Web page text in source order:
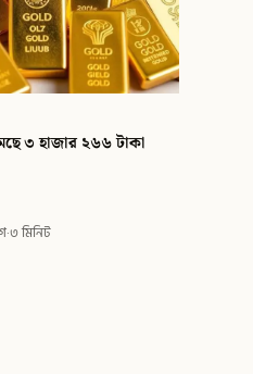
৩ হাজার ২৬৬ টাকা
·৩ মিনিট